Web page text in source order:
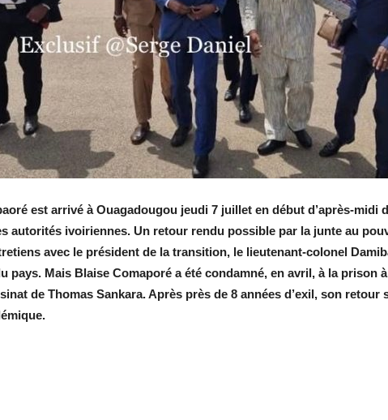
est arrivé à Ouagadougou jeudi 7 juillet en début d’après-midi
autorités ivoiriennes. Un retour rendu possible par la junte au
avec le président de la transition, le lieutenant-colonel
pays. Mais Blaise Comaporé a été condamné, en avril, à la prison
de Thomas Sankara. Après près de 8 années d’exil, son retour